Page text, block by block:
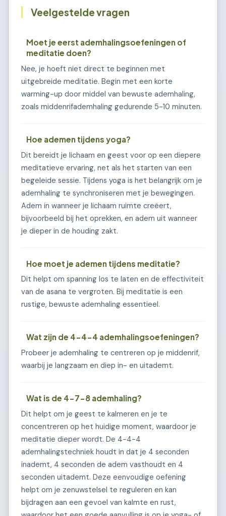
Veelgestelde vragen
Moet je eerst ademhalingsoefeningen of
meditatie doen?
Nee, je hoeft niet direct te beginnen met
uitgebreide meditatie. Begin met een korte
warming-up door middel van bewuste ademhaling,
zoals middenrifademhaling gedurende 5-10 minuten.
Hoe ademen tijdens yoga?
Dit bereidt je lichaam en geest voor op een diepere
meditatieve ervaring, net als het starten van een
begeleide sessie. Tijdens yoga is het belangrijk om je
ademhaling te synchroniseren met je bewegingen.
Adem in wanneer je lichaam ruimte creëert,
bijvoorbeeld bij het oprekken, en adem uit wanneer
je dieper in de houding zakt.
Hoe moet je ademen tijdens meditatie?
Dit helpt om spanning los te laten en de effectiviteit
van de asana te vergroten. Bij meditatie is een
rustige, bewuste ademhaling essentieel.
Wat zijn de 4-4-4 ademhalingsoefeningen?
Probeer je ademhaling te centreren op je middenrif,
waarbij je langzaam en diep in- en uitademt.
Wat is de 4-7-8 ademhaling?
Dit helpt om je geest te kalmeren en je te
concentreren op het huidige moment, waardoor je
meditatie dieper wordt. De 4-4-4
ademhalingstechniek houdt in dat je 4 seconden
inademt, 4 seconden de adem vasthoudt en 4
seconden uitademt. Deze eenvoudige oefening
helpt om je zenuwstelsel te reguleren en kan
bijdragen aan een gevoel van kalmte en rust,